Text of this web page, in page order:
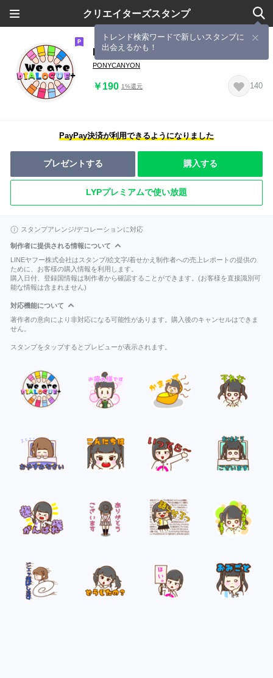
クリエイターズスタンプ
トレンド検索ワードで新しいスタンプに
出会えるかも！
DIALOGUE+ スタンプ
PONYCANYON
￥190 1%還元 140
PayPay決済が利用できるようになりました
プレゼントする 購入する
LYPプレミアムで使い放題
スタンプアレンジ/デコレーションに対応
制作者に提供される情報について
LINEヤフー株式会社はスタンプ/絵文字/着せかえ制作者への売上レポートの提供の
ために、お客様の購入情報を利用します。
購入日付、登録国情報は制作者から確認することができます。(お客様を直接識別可
能な情報は含まれません)
対応機能について
著作者の意向により非対応になる可能性があります。購入後のキャンセルはできま
せん。
スタンプをタップするとプレビューが表示されます。